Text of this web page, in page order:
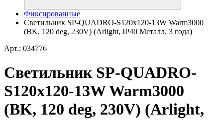
Фиксированные
Светильник SP-QUADRO-S120x120-13W Warm3000
(BK, 120 deg, 230V) (Arlight, IP40 Металл, 3 года)
Арт.: 034776
Светильник SP-QUADRO-
S120x120-13W Warm3000
(BK, 120 deg, 230V) (Arlight,